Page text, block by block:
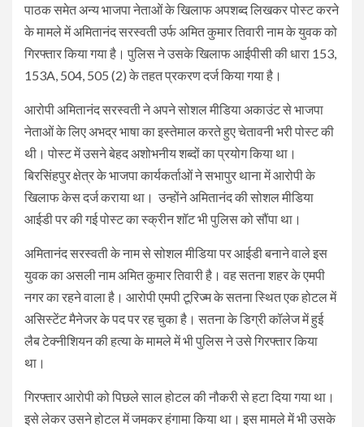
पाठक समेत अन्य भाजपा नेताओं के खिलाफ अपशब्द लिखकर पोस्ट करने
के मामले में अमितानंद सरस्वती उर्फ अमित कुमार तिवारी नाम के युवक को
गिरफ्तार किया गया है। पुलिस ने उसके खिलाफ आईपीसी की धारा 153,
153A, 504, 505 (2) के तहत प्रकरण दर्ज किया गया है।
आरोपी अमितानंद सरस्वती ने अपने सोशल मीडिया अकाउंट से भाजपा
नेताओं के लिए अभद्र भाषा का इस्तेमाल करते हुए चेतावनी भरी पोस्ट की
थी। पोस्ट में उसने बेहद अशोभनीय शब्दों का प्रयोग किया था।
बिरसिंहपुर क्षेत्र के भाजपा कार्यकर्ताओं ने सभापुर थाना में आरोपी के
खिलाफ केस दर्ज कराया था। उन्होंने अमितानंद की सोशल मीडिया
आईडी पर की गई पोस्ट का स्क्रीन शॉट भी पुलिस को सौंपा था।
अमितानंद सरस्वती के नाम से सोशल मीडिया पर आईडी बनाने वाले इस
युवक का असली नाम अमित कुमार तिवारी है। वह सतना शहर के एमपी
नगर का रहने वाला है। आरोपी एमपी टूरिज्म के सतना स्थित एक होटल में
असिस्टेंट मैनेजर के पद पर रह चुका है। सतना के डिग्री कॉलेज में हुई
लैब टेक्नीशियन की हत्या के मामले में भी पुलिस ने उसे गिरफ्तार किया
था।
गिरफ्तार आरोपी को पिछले साल होटल की नौकरी से हटा दिया गया था।
इसे लेकर उसने होटल में जमकर हंगामा किया था। इस मामले में भी उसके